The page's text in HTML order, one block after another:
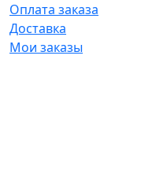
Оплата заказа
Доставка
Мои заказы